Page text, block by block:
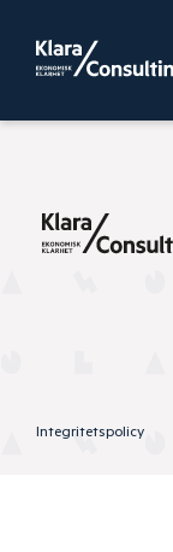
Integritetspolicy